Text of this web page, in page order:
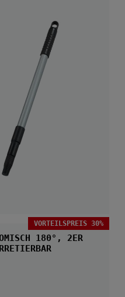
VORTEILSPREIS 30%
180°, 2ER